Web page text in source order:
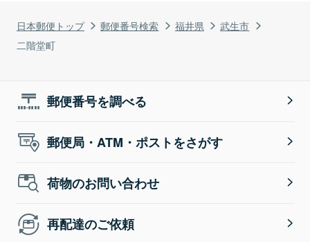
日本郵便トップ 郵便番号検索 福井県
武生市
二階堂町
郵便番号を調べる
郵便局・ATM・ポストをさがす
荷物のお問い合わせ
再配達のご依頼